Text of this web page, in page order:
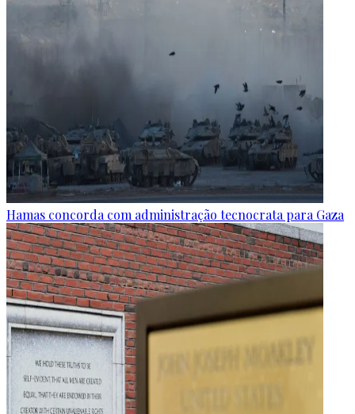
Hamas concorda com administração tecnocrata para Gaza